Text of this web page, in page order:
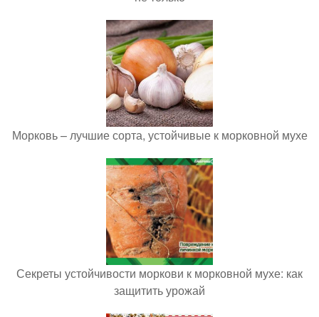
Морковь – лучшие сорта, устойчивые к морковной мухе
Секреты устойчивости моркови к морковной мухе: как
защитить урожай